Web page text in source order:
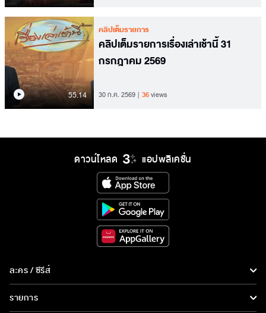
55.14
คลิปเต็มรายการ
คลิปเต็มรายการเรื่องเล่าเช้านี้ 31
กรกฎาคม 2569
30 ก.ค. 2569 36views
ดาวน์โหลด แอปพลิเคชั่น
ละคร / ซีรีส์
ละคร/ซีรีส์
รายการ